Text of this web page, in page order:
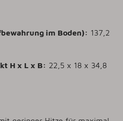
im Boden): 137,2
H x L x B: 22,5 x 18 x 34,8